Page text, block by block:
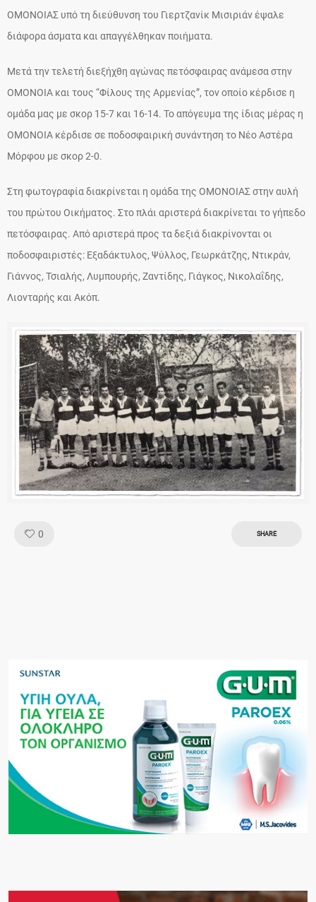
ΟΜΟΝΟΙΑΣ υπό τη διεύθυνση του Γιερτζανίκ Μισιριάν έψαλε
διάφορα άσματα και απαγγέλθηκαν ποιήματα.
Μετά την τελετή διεξήχθη αγώνας πετόσφαιρας ανάμεσα στην
ΟΜΟΝΟΙΑ και τους “Φίλους της Αρμενίας”, τον οποίο κέρδισε η
ομάδα μας με σκορ 15-7 και 16-14. Το απόγευμα της ίδιας μέρας η
ΟΜΟΝΟΙΑ κέρδισε σε ποδοσφαιρική συνάντηση το Νέο Αστέρα
Μόρφου με σκορ 2-0.
Στη φωτογραφία διακρίνεται η ομάδα της ΟΜΟΝΟΙΑΣ στην αυλή
του πρώτου Οικήματος. Στο πλάι αριστερά διακρίνεται το γήπεδο
πετόσφαιρας. Από αριστερά προς τα δεξιά διακρίνονται οι
ποδοσφαιριστές: Εξαδάκτυλος, Ψύλλος, Γεωρκάτζης, Ντικράν,
Γιάννος, Τσιαλής, Λυμπουρής, Ζαντίδης, Γιάγκος, Νικολαΐδης,
Λιονταρής και Ακόπ.
0 SHARE